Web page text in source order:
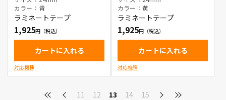
カラー：青
ラミネートテープ
1,925
カートに入れる
対応機種
カラー：黄
ラミネートテープ
1,925
カートに入れる
対応機種
11 12 13 14 15